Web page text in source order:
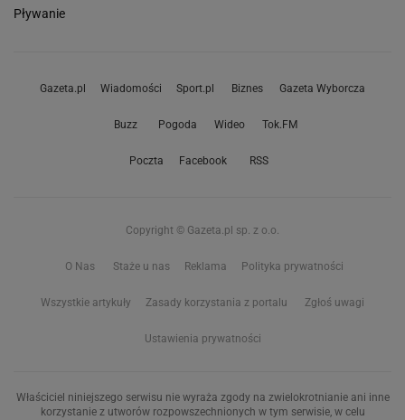
Pływanie
Gazeta.pl Wiadomości Sport.pl Biznes Gazeta Wyborcza
Buzz Pogoda Wideo Tok.FM
Poczta Facebook RSS
Copyright © Gazeta.pl sp. z o.o.
O Nas Staże u nas Reklama Polityka prywatności
Wszystkie artykuły Zasady korzystania z portalu Zgłoś uwagi
Ustawienia prywatności
Właściciel niniejszego serwisu nie wyraża zgody na zwielokrotnianie ani inne
korzystanie z utworów rozpowszechnionych w tym serwisie, w celu